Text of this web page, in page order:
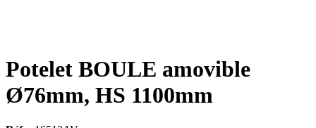
Potelet BOULE amovible
Ø76mm, HS 1100mm